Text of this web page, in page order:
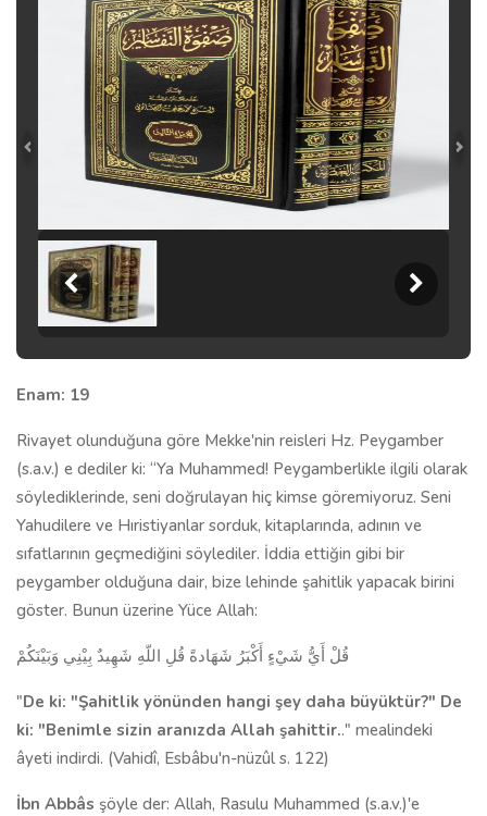
Enam: 19
Rivayet olunduğuna göre Mekke'nin reisleri Hz. Peygamber
(s.a.v.) e dediler ki: “Ya Muhammed! Peygamberlikle ilgili olarak
söylediklerinde, seni doğrulayan hiç kimse göremiyoruz. Seni
Yahudilere ve Hıristiyanlar sorduk, kitaplarında, adının ve
sıfatlarının geçmediğini söylediler. İddia ettiğin gibi bir
peygamber olduğuna dair, bize lehinde şahitlik yapacak biri­ni
göster. Bunun üzerine Yüce Allah:
قُلْ أَيُّ شَيْءٍ أَكْبَرُ شَهَادةً قُلِ اللّهِ شَهِيدٌ بِيْنِي وَبَيْنَكُمْ
"De ki: "Şahitlik yönünden hangi şey daha büyüktür?" De
ki: "Benimle sizin aranızda Allah şahittir.." mealinde­ki
âyeti indirdi. (Vahidî, Esbâbu'n-nüzûl s. 122)
İbn Abbâs şöyle der: Allah, Rasulu Muhammed (s.a.v.)'e